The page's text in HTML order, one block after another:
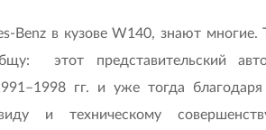
Benz в кузове W140, знают многие.
этот представительский
гг. и уже тогда
и техническому